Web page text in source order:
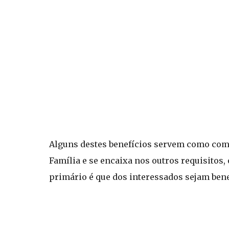
Alguns destes benefícios servem como
Família e se encaixa nos outros
primário é que dos interessados sejam